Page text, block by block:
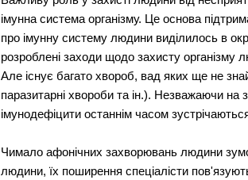
імунна система організму. Це основа
про імунну систему людини виділилось в
розроблені заходи щодо захисту організму
Але існує багато хвороб, вад яких ще не
паразитарні хвороби та ін.). Незважаючи на
імунодефіцити останнім часом
Чимало афонічних захворювань людини
людини, їх поширення спеціалісти